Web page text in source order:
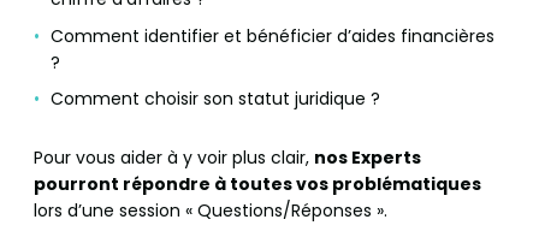
Comment identifier et bénéficier d’aides financières
?
Comment choisir son statut juridique ?
Pour vous aider à y voir plus clair, nos Experts
pourront répondre à toutes vos problématiques
lors d’une session « Questions/Réponses ».